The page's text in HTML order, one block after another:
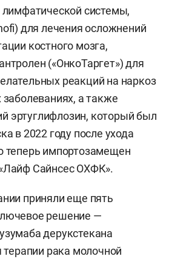
лимфатической системы,
для лечения осложнений
костного мозга,
(«ОнкоТаргет») для
реакций на наркоз
заболеваниях, а также
эртуглифлозин, который был
в 2022 году после ухода
теперь импортозамещен
Сайнсес ОХФК».
приняли еще пять
решение —
дерукстекана
рака молочной